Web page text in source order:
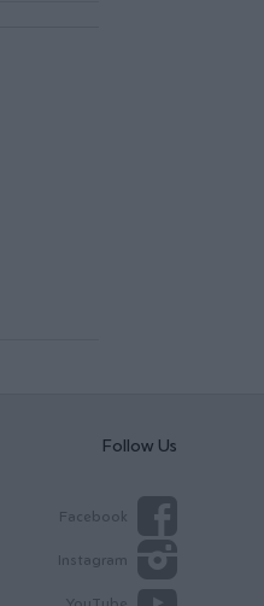
Follow Us
Facebook
Instagram